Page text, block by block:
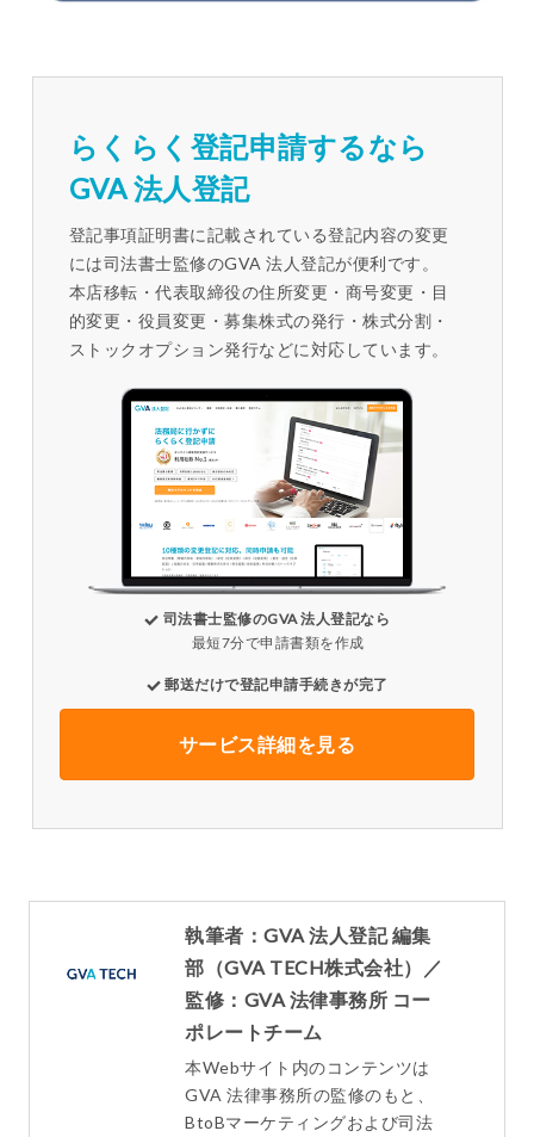
らくらく登記申請するなら
GVA 法人登記
登記事項証明書に記載されている登記内容の変更
には司法書士監修のGVA 法人登記が便利です。
本店移転・代表取締役の住所変更・商号変更・目
的変更・役員変更・募集株式の発行・株式分割・
ストックオプション発行などに対応しています。
司法書士監修のGVA 法人登記なら
最短7分で申請書類を作成
郵送だけで登記申請手続きが完了
サービス詳細を見る
執筆者：GVA 法人登記 編集
部（GVA TECH株式会社）／
監修：GVA 法律事務所 コー
ポレートチーム
本Webサイト内のコンテンツは
GVA 法律事務所の監修のもと、
BtoBマーケティングおよび司法